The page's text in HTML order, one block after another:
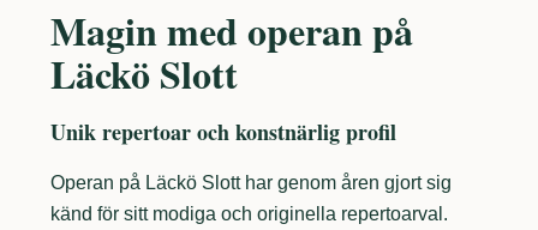
Magin med operan på
Läckö Slott
Unik repertoar och konstnärlig profil
Operan på Läckö Slott har genom åren gjort sig
känd för sitt modiga och originella repertoarval.